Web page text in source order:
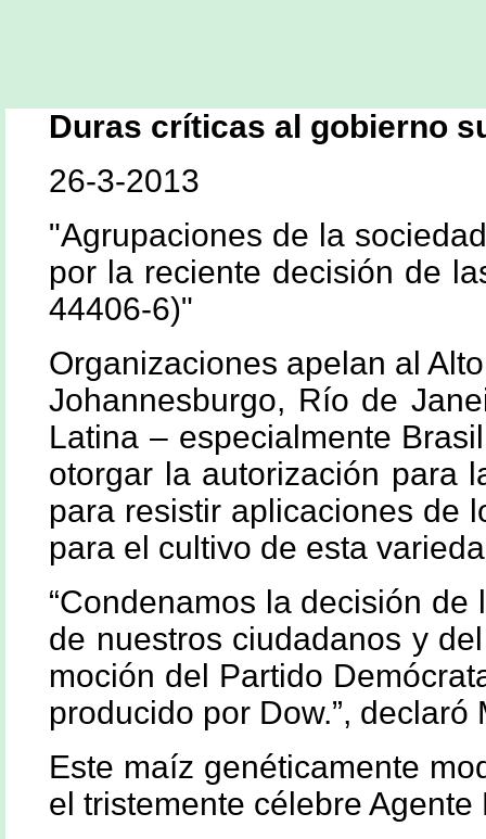
Duras críticas al gobierno
26-3-2013
"Agrupaciones de la
por la reciente decisión de
44406-6)"
Organizaciones apelan al
Johannesburgo, Río de
Latina – especialmente
otorgar la autorización para
para resistir aplicaciones de
para el cultivo de esta
“Condenamos la decisión
de nuestros ciudadanos y
moción del Partido
producido por Dow.”,
Este maíz genéticamente
el tristemente célebre